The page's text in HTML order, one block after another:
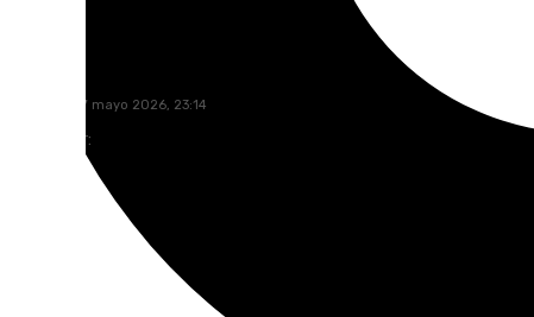
domingo, 17 mayo 2026, 23:14
Compartir: